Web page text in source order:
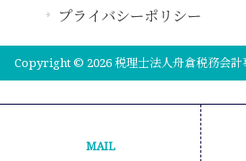
プライバシーポリシー
Copyright © 2026 税理士法人舟倉税務会
MAIL